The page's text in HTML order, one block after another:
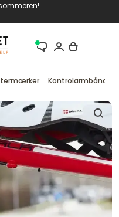
Kontrolarmbånd